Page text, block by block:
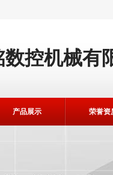
数控机械有
产品展示 荣誉资